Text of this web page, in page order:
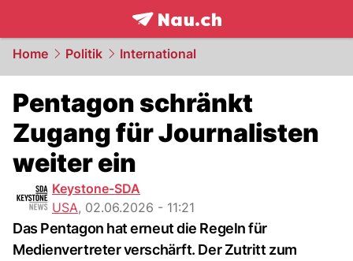
frontpage.NAU.ch
Home Politik International
Pentagon schränkt
Zugang für Journalisten
weiter ein
Keystone-SDA
USA, 02.06.2026 - 11:21
Das Pentagon hat erneut die Regeln für
Medienvertreter verschärft. Der Zutritt zum